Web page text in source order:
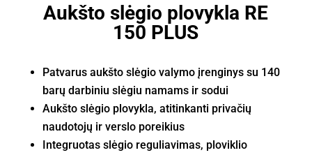
Aukšto slėgio plovykla RE
150 PLUS
Patvarus aukšto slėgio valymo įrenginys su 140
barų darbiniu slėgiu namams ir sodui
Aukšto slėgio plovykla, atitinkanti privačių
naudotojų ir verslo poreikius
Integruotas slėgio reguliavimas, ploviklio